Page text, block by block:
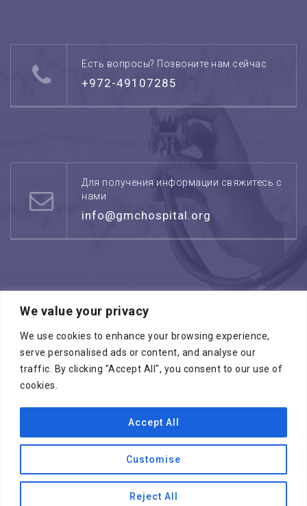
We value your privacy
We use cookies to enhance your browsing experience,
serve personalised ads or content, and analyse our
traffic. By clicking "Accept All", you consent to our use of
cookies.
Customise
Reject All
Accept All
Есть вопросы? Позвоните нам сейчас
+972-49107285
Для получения информации свяжитесь с
нами
info@gmchospital.org
Режим работы: воскресенье -четверг
08:00 - 17:00
Копирайт © 2026МЕДИЦИНСКИЙ ЦЕНТР
. Все права зарезервированы
Международные медицинские услуги
Выбирайте лучших
Смотреть все отделения